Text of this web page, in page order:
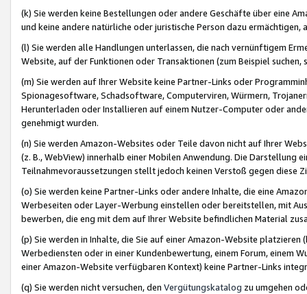
(k) Sie werden keine Bestellungen oder andere Geschäfte über eine
und keine andere natürliche oder juristische Person dazu
(l) Sie werden alle Handlungen unterlassen, die nach vernünftigem
Website, auf der Funktionen oder Transaktionen (zum Beispiel
(m) Sie werden auf Ihrer Website keine Partner-Links oder
Spionagesoftware, Schadsoftware, Computerviren, Würmern,
Herunterladen oder Installieren auf einem Nutzer-Computer oder
genehmigt wurden.
(n) Sie werden Amazon-Websites oder Teile davon nicht auf Ihrer
(z. B., WebView) innerhalb einer Mobilen Anwendung. Die Darstellung
Teilnahmevoraussetzungen stellt jedoch keinen Verstoß gegen diese
(o) Sie werden keine Partner-Links oder andere Inhalte, die eine
Werbeseiten oder Layer-Werbung einstellen oder bereitstellen, mit
bewerben, die eng mit dem auf Ihrer Website befindlichen Material
(p) Sie werden in Inhalte, die Sie auf einer Amazon-Website
Werbediensten oder in einer Kundenbewertung, einem Forum, einem
einer Amazon-Website verfügbaren Kontext) keine Partner-Links
(q) Sie werden nicht versuchen, den Vergütungskatalog zu umgehen